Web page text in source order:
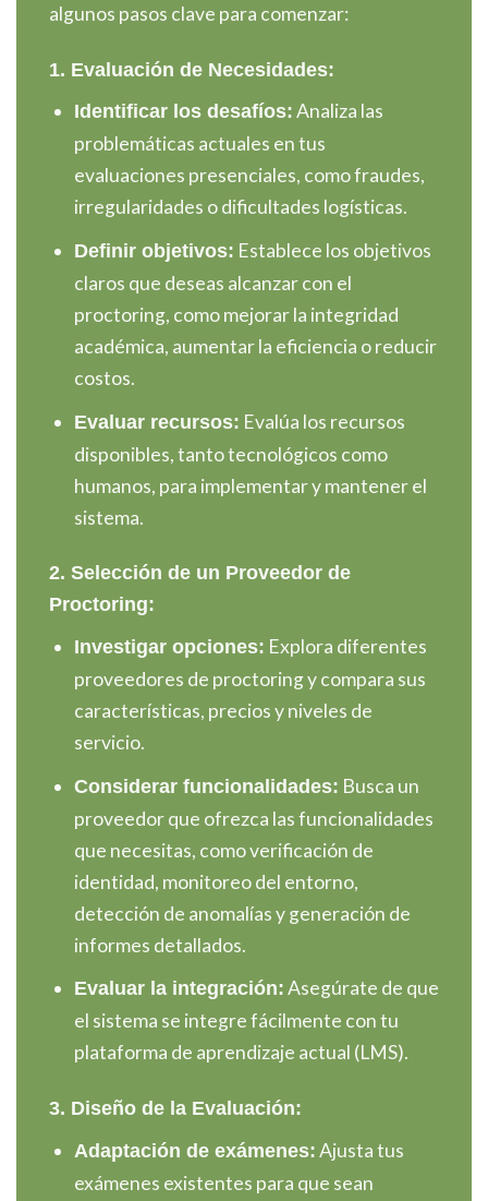
algunos pasos clave para comenzar:
1. Evaluación de Necesidades:
Identificar los desafíos: Analiza las
problemáticas actuales en tus
evaluaciones presenciales, como fraudes,
irregularidades o dificultades logísticas.
Definir objetivos: Establece los objetivos
claros que deseas alcanzar con el
proctoring, como mejorar la integridad
académica, aumentar la eficiencia o reducir
costos.
Evaluar recursos: Evalúa los recursos
disponibles, tanto tecnológicos como
humanos, para implementar y mantener el
sistema.
2. Selección de un Proveedor de
Proctoring:
Investigar opciones: Explora diferentes
proveedores de proctoring y compara sus
características, precios y niveles de
servicio.
Considerar funcionalidades: Busca un
proveedor que ofrezca las funcionalidades
que necesitas, como verificación de
identidad, monitoreo del entorno,
detección de anomalías y generación de
informes detallados.
Evaluar la integración: Asegúrate de que
el sistema se integre fácilmente con tu
plataforma de aprendizaje actual (LMS).
3. Diseño de la Evaluación:
Adaptación de exámenes: Ajusta tus
exámenes existentes para que sean